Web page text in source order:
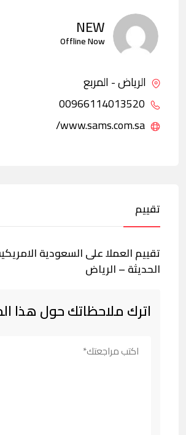
NEW
Offline Now
الرياض - المربع
تقييم
تقييم العملا على السعودية
الحديثة – الرياض
اترك ملاحظاتك حول هذا